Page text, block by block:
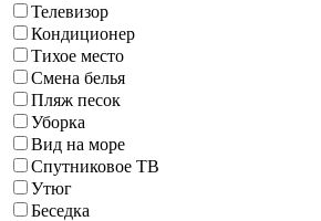
Телевизор
Кондиционер
Тихое место
Смена белья
Пляж песок
Уборка
Вид на море
Спутниковое ТВ
Утюг
Беседка